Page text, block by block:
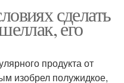
сделать
его
продукта от
изобрел полужидкое,